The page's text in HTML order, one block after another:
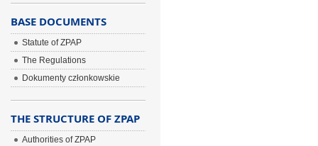
BASE DOCUMENTS
Statute of ZPAP
The Regulations
Dokumenty członkowskie
THE STRUCTURE OF ZPAP
Authorities of ZPAP